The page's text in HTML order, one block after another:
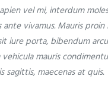
vel mi, interdum
ante vivamus. Mauris proin
iure porta, bibendum
vehicula mauris
sagittis, maecenas at quis.